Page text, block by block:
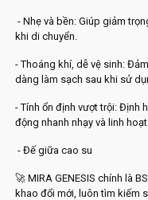
- Nhẹ và bền: Giúp giảm
khi di chuyển.
- Thoáng khí, dễ vệ sinh:
dàng làm sạch sau khi sử
- Tính ổn định vượt trội: Định
động nhanh nhạy và linh
- Đế giữa cao su
🚀 MIRA GENESIS chính là
khao đổi mới, luôn tìm kiếm